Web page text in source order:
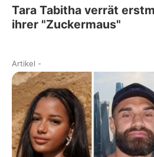
Tara Tabitha verrät
ihrer "Zuckermaus"
Artikel -